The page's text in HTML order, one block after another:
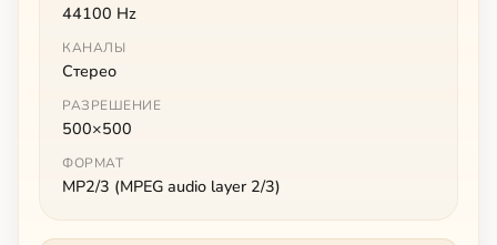
44100 Hz
КАНАЛЫ
Стерео
РАЗРЕШЕНИЕ
500×500
ФОРМАТ
MP2/3 (MPEG audio layer 2/3)